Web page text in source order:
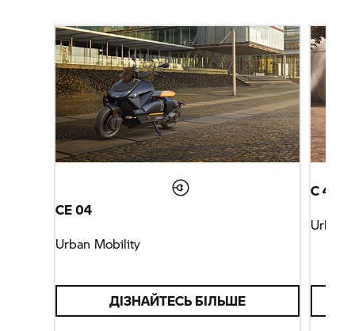
CE 04
Urban Mobility
ДІЗНАЙТЕСЬ БІЛЬШЕ
C 400
Urban